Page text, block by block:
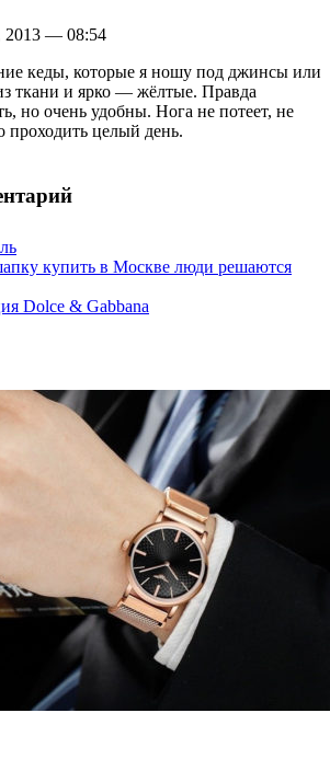
2013 — 08:54
кеды, которые я ношу под джинсы или
ткани и ярко — жёлтые. Правда
но очень удобны. Нога не потеет, не
целый день.
купить в Москве люди решаются
Dolce & Gabbana